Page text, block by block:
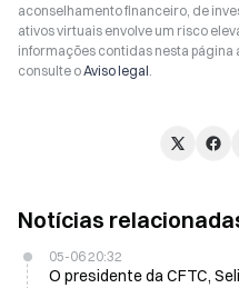
aconselhamento financeiro, de
ativos virtuais envolve um risco
informações contidas nesta página
consulte oAviso legal.
Notícias
05-06 20:32
O presidente da CFTC,